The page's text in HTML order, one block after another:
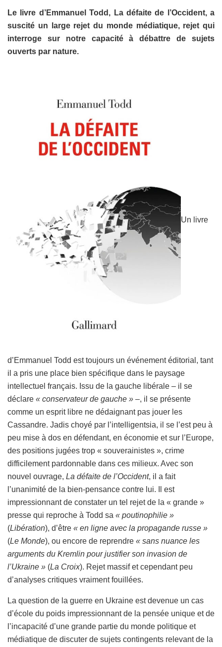
Le livre d’Emmanuel Todd, La défaite de l’Occident, a
suscité un large rejet du monde médiatique, rejet qui
interroge sur notre capacité à débattre de sujets
ouverts par nature.
Un livre
d’Emmanuel Todd est toujours un événement éditorial, tant
il a pris une place bien spécifique dans le paysage
intellectuel français. Issu de la gauche libérale – il se
déclare « conservateur de gauche » –, il se présente
comme un esprit libre ne dédaignant pas jouer les
Cassandre. Jadis choyé par l’intelligentsia, il se l’est peu à
peu mise à dos en défendant, en économie et sur l’Europe,
des positions jugées trop « souverainistes », crime
difficilement pardonnable dans ces milieux. Avec son
nouvel ouvrage, La défaite de l’Occident, il a fait
l’unanimité de la bien-pensance contre lui. Il est
impressionnant de constater un tel rejet de la « grande »
presse qui reproche à Todd sa « poutinophilie »
(Libération), d’être « en ligne avec la propagande russe »
(Le Monde), ou encore de reprendre « sans nuance les
arguments du Kremlin pour justifier son invasion de
l’Ukraine » (La Croix). Rejet massif et cependant peu
d’analyses critiques vraiment fouillées.
La question de la guerre en Ukraine est devenue un cas
d’école du poids impressionnant de la pensée unique et de
l’incapacité d’une grande partie du monde politique et
médiatique de discuter de sujets contingents relevant de la